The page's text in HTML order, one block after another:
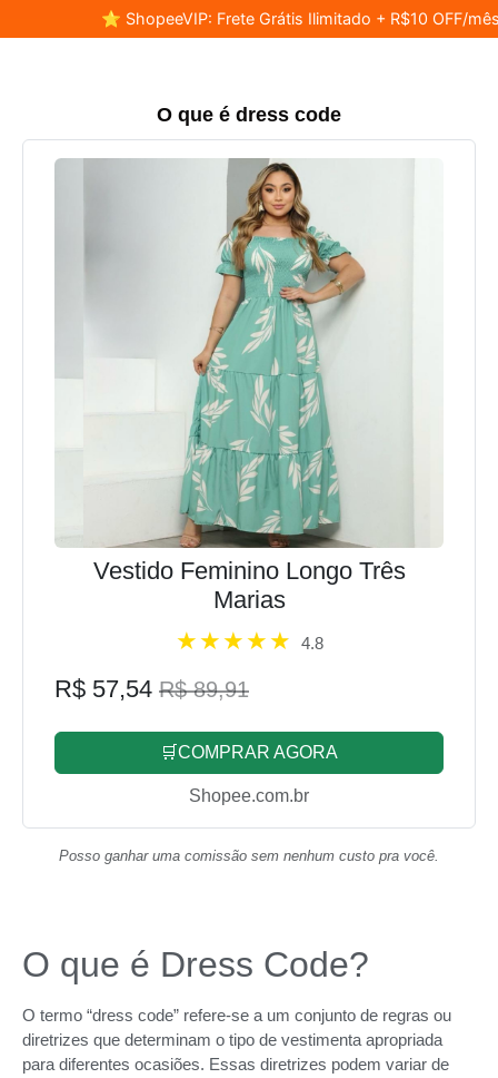
⭐ ShopeeVIP: Frete Grátis Ilimitado + R$10 OFF/
O que é dress code
Vestido Feminino Longo Três
Marias
4.8
R$ 57,54 R$ 89,91
🛒COMPRAR AGORA
Shopee.com.br
Posso ganhar uma comissão sem nenhum custo pra você.
O que é Dress Code?
O termo “dress code” refere-se a um conjunto de regras ou
diretrizes que determinam o tipo de vestimenta apropriada
para diferentes ocasiões. Essas diretrizes podem variar de